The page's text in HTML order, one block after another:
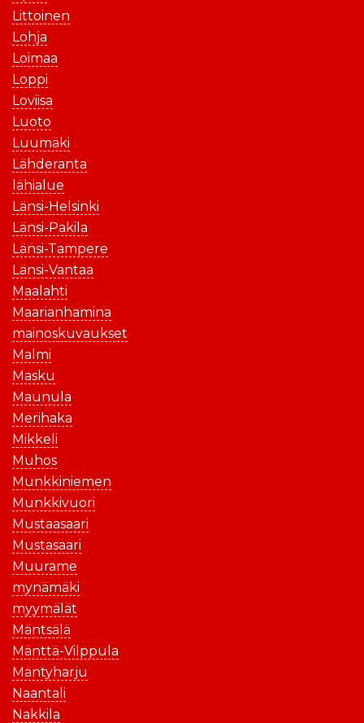
Littoinen
Lohja
Loimaa
Loppi
Loviisa
Luoto
Luumäki
Lähderanta
lähialue
Länsi-Helsinki
Länsi-Pakila
Länsi-Tampere
Länsi-Vantaa
Maalahti
Maarianhamina
mainoskuvaukset
Malmi
Masku
Maunula
Merihaka
Mikkeli
Muhos
Munkkiniemen
Munkkivuori
Mustaasaari
Mustasaari
Muurame
mynämäki
myymälät
Mäntsälä
Mänttä-Vilppula
Mäntyharju
Naantali
Nakkila